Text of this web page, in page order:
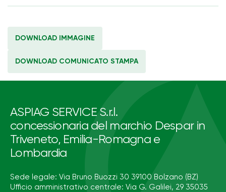
DOWNLOAD IMMAGINE
DOWNLOAD COMUNICATO STAMPA
ASPIAG SERVICE S.r.l.
concessionaria del marchio Despar in
Triveneto, Emilia-Romagna e
Lombardia
Sede legale: Via Bruno Buozzi 30 39100 Bolzano (BZ)
Ufficio amministrativo centrale: Via G. Galilei, 29 35035